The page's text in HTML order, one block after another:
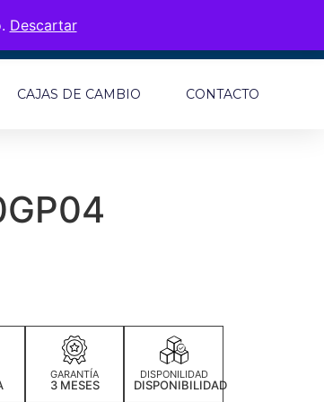
Descartar
CAJAS DE CAMBIO CONTACTO
GARANTÍA
3 MESES
DISPONILIDAD
DISPONIBILIDAD